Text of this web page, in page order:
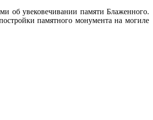
об увековечивании памяти Блаженного.
памятного монумента на могиле